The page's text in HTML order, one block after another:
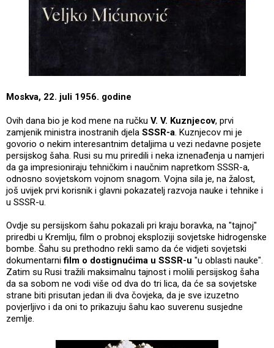
Moskva, 22. juli 1956. godine
Ovih dana bio je kod mene na ručku V. V. Kuznjecov, prvi
zamjenik ministra inostranih djela SSSR-a. Kuznjecov mi je
govorio o nekim interesantnim detaljima u vezi nedavne posjete
persijskog šaha. Rusi su mu priredili i neka iznenađenja u namjeri
da ga impresioniraju tehničkim i naučnim napretkom SSSR-a,
odnosno sovjetskom vojnom snagom. Vojna sila je, na žalost,
još uvijek prvi korisnik i glavni pokazatelj razvoja nauke i tehnike i
u SSSR-u.
Ovdje su persijskom šahu pokazali pri kraju boravka, na "tajnoj"
priredbi u Kremlju, film o probnoj eksploziji sovjetske hidrogenske
bombe. Šahu su prethodno rekli samo da će vidjeti sovjetski
dokumentarnifilm o dostignućima u SSSR-u "u oblasti nauke".
Zatim su Rusi tražili maksimalnu tajnost i molili persijskog šaha
da sa sobom ne vodi više od dva do tri lica, da će sa sovjetske
strane biti prisutan jedan ili dva čovjeka, da je sve izuzetno
povjerljivo i da oni to prikazuju šahu kao suverenu susjedne
zemlje.